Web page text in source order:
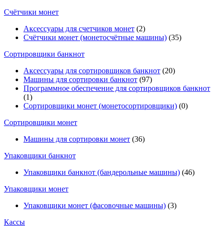
Счётчики монет
Аксессуары для счетчиков монет (2)
Счётчики монет (монетосчётные машины) (35)
Cортировщики банкнот
Аксессуары для сортировщиков банкнот (20)
Машины для сортировки банкнот (97)
Программное обеспечение для сортировщиков банкнот
(1)
Сортировщики монет (монетосортировщики) (0)
Сортировщики монет
Машины для сортировки монет (36)
Упаковщики банкнот
Упаковщики банкнот (бандерольные машины) (46)
Упаковщики монет
Упаковщики монет (фасовочные машины) (3)
Кассы